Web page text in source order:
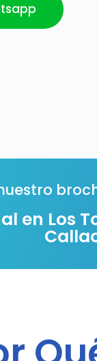
en Los